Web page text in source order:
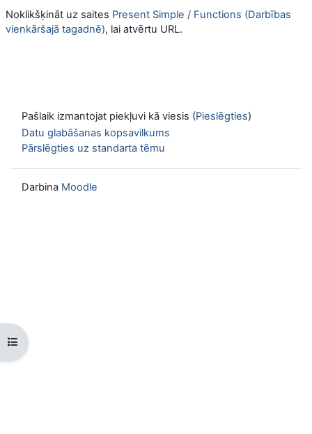
Atvērt kursu indeksu
Noklikšķināt uz saites Present Simple / Functions (Darbības
vienkāršajā tagadnē), lai atvērtu URL.
Pašlaik izmantojat piekļuvi kā viesis (Pieslēgties)
Datu glabāšanas kopsavilkums
Pārslēgties uz standarta tēmu
Darbina Moodle